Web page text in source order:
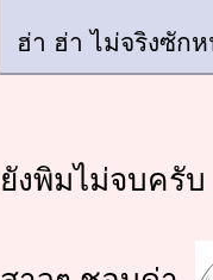
ฮ่า ฮ่า ไม่จริงซั
ยังพิมไม่จบครับ